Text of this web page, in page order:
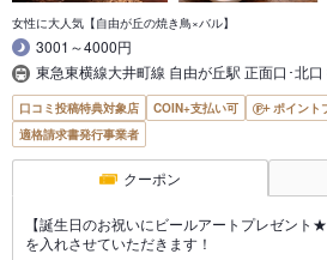
女性に大人気【自由が丘の焼き鳥×バル】
3001～4000円
東急東横線大井町線 自由が丘駅 正面口･北
口コミ投稿特典対象店 COIN+支払い可 ポイント
適格請求書発行事業者
クーポン
【誕生日のお祝いにビールアートプレゼント
を入れさせていただきます！